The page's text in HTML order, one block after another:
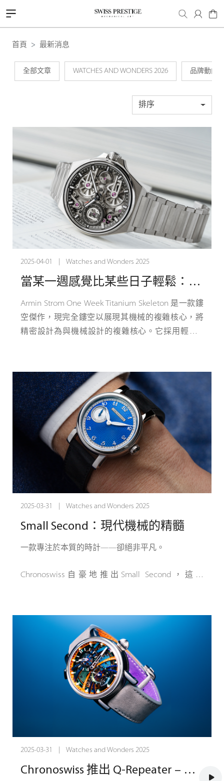
首頁 最新消息
全部文章 WATCHES AND WONDERS 2026 品牌動向
排序
2025-04-01 | Watches and Wonders 2025
當某一週感覺比某些日子輕鬆：Armin Strom 推出 One Week 鈦金屬鏤空腕錶
Armin Strom One Week Titanium Skeleton 是一款鏤
空傑作，現完全鏤空以展現其機械的複雜核心，將
精密設計為與機械設計的複雜核心。它採用輕盈 5
Armin Strom One Week Titanium Skeleton 是鏤空製
程的典範，這項技術根植於 Armin Strom 先生的哲
學和傳統。他力求增強深度和立體感，同時避免透
視以保持優雅。
2023 年 One Week 腕錶已經採用開放式錶盤的，但
這一版本更進一步，去除了更多材料，以凸顯機芯
的複雜性。很少有手錶能將開放式錶盤和鏤空製程
動力儲存顯示和擒縱輪，形成 3D 機械動偶。主機板
和發條盒也採用鏤空設計，增強了美感。由於這種
人聯想到古老的懷錶。錶殼背面是一大亮點，可以
計背後的工藝水平。 One Week Titanium Skeleton
限量發行 100 枚，是一款精緻、實用的時計，以簡
約的包裝融合了堅固性和舒適性。
2025-03-31 | Watches and Wonders 2025
Small Second：現代機械的精髓
一款專注於本質的時計——卻絕非平凡。
Chronoswiss自豪地推出Small Second，這是
節上卻豐富無比。
Small Second擁有40毫米的不銹鋼表殼和纖薄的11.5
毫米輪廓，是目前系列中最纖細的Chronoswiss。設
計精緻且精確，表殼具有拋光側面、噴砂和雕刻的
表耳，以及Lucerne製表師創造的最流線型的表冠。
每個細節都具有目的，確保迷人的機械體驗。
Second成為製表複雜性的研究。
2025-03-31 | Watches and Wonders 2025
Chronoswiss 推出 Q-Repeater – 結合傳統與未來的報時傑作